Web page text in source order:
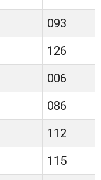
093
126
006
086
112
115